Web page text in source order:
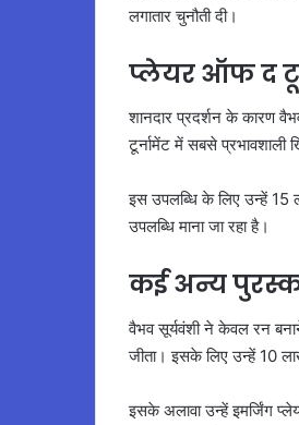
लगातार चुनौती दी।
प्लेयर ऑफ द
शानदार प्रदर्शन के कारण
टूर्नामेंट में सबसे प्रभावशाली
इस उपलब्धि के लिए उन्हें 15
उपलब्धि माना जा रहा है।
कई अन्य
वैभव सूर्यवंशी ने केवल रन
जीता। इसके लिए उन्हें 10
इसके अलावा उन्हें इमर्जिंग